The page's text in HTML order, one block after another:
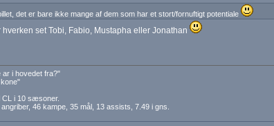
det er bare ikke mange af dem som har et stort/fornuftigt potentiale
set Tobi, Fabio, Mustapha eller Jonathan
ar i hovedet fra?"
CL i 10 sæsoner.
46 kampe, 35 mål, 13 assists, 7.49 i gns.